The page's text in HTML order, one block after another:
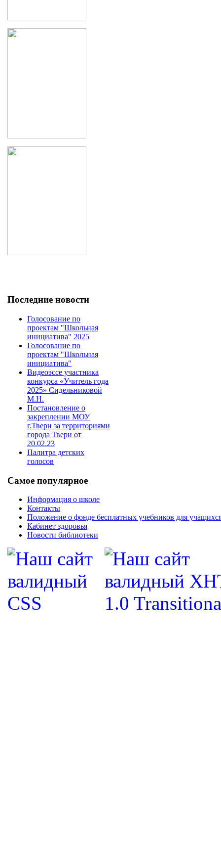
Последние новости
Голосование по
проектам "Школьная
инициатива" 2025
Голосование по
проектам "Школьная
инициатива"
Видеоэссе участника
конкурса «Учитель года
2025» Сидельниковой
М.Н.
Постановление о
закреплении МОУ
г.Твери за территориями
города Твери от
20.02.23
Палитра детских
голосов
Самое популярное
Информация о школе
Контакты
Положение о фонде бесплатных учебников для
Кабинет здоровья
Новости библиотеки